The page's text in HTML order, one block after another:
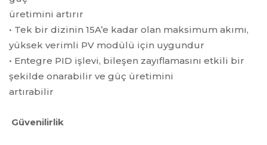
üretimini artırır
• Tek bir dizinin 15A’e kadar olan maksimum akımı,
yüksek verimli PV modülü için uygundur
• Entegre PID işlevi, bileşen zayıflamasını etkili bir
şekilde onarabilir ve güç üretimini
artırabilir
Güvenilirlik